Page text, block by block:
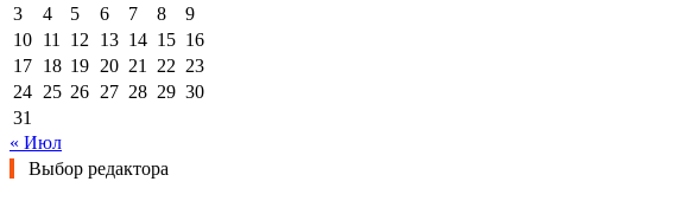
3
4 5 6 7 8
9
10 11 12 13 14 15 16
17 18 19 20 21 22 23
24 25 26 27 28 29 30
31
« Июл
Выбор редактора